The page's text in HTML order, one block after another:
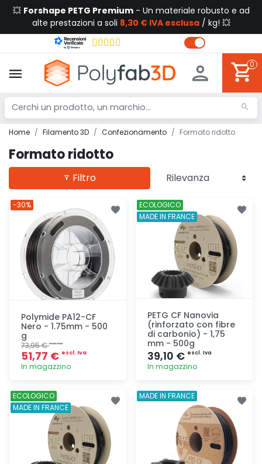
💥 Forshape PETG Premium- Un materiale robusto e ad
alte prestazioni a soli 8,30 € IVA esclusa/ kg! 💥
0
Home Filamento 3D Confezionamento Formato ridotto
Formato ridotto
Filtro
Polymide PA12-CF
Nero - 1.75mm - 500
g
73,95 €escl. Iva
51,77 € escl. Iva
In magazzino
-30%
PETG CF Nanovia
(rinforzato con fibre
di carbonio) - 1,75
mm - 500g
39,10 € escl. Iva
In magazzino
Aggiunta
ECOLOGICO
MADE IN FRANCE
ECOLOGICO
MADE IN FRANCE
MADE IN FRANCE